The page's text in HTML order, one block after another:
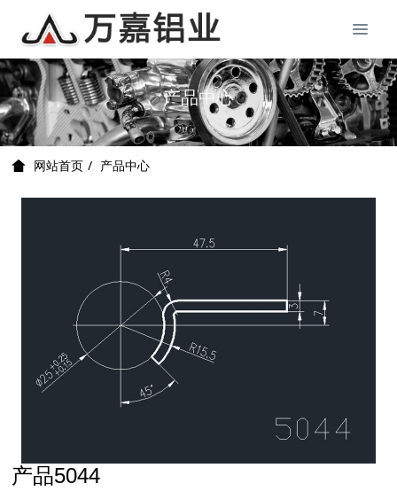
产品中心
网站首页 产品中心
产品5044